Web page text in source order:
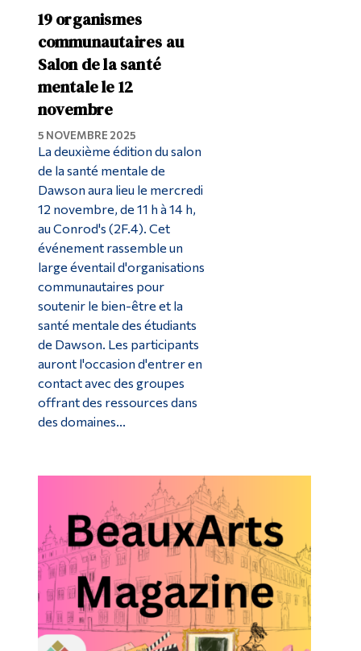
19 organismes
communautaires au
Salon de la santé
mentale le 12
novembre
5 NOVEMBRE 2025
La deuxième édition du salon
de la santé mentale de
Dawson aura lieu le mercredi
12 novembre, de 11 h à 14 h,
au Conrod's (2F.4). Cet
événement rassemble un
large éventail d'organisations
communautaires pour
soutenir le bien-être et la
santé mentale des étudiants
de Dawson. Les participants
auront l'occasion d'entrer en
contact avec des groupes
offrant des ressources dans
des domaines...